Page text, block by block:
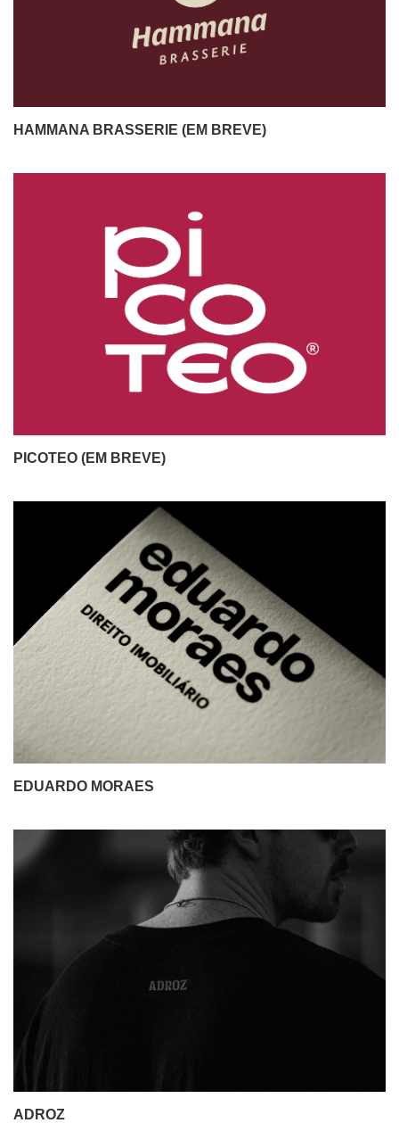
HAMMANA BRASSERIE (EM BREVE)
PICOTEO (EM BREVE)
EDUARDO MORAES
ADROZ